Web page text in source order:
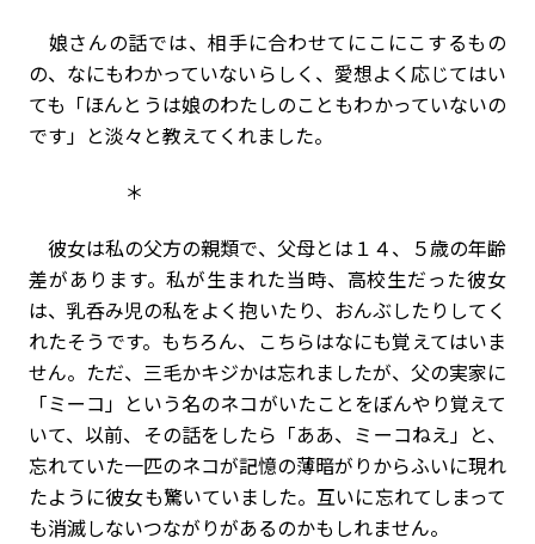
娘さんの話では、相手に合わせてにこにこするもの
の、なにもわかっていないらしく、愛想よく応じてはい
ても「ほんとうは娘のわたしのこともわかっていないの
です」と淡々と教えてくれました。
＊
彼女は私の父方の親類で、父母とは１４、５歳の年齢
差があります。私が生まれた当時、高校生だった彼女
は、乳呑み児の私をよく抱いたり、おんぶしたりしてく
れたそうです。もちろん、こちらはなにも覚えてはいま
せん。ただ、三毛かキジかは忘れましたが、父の実家に
「ミーコ」という名のネコがいたことをぼんやり覚えて
いて、以前、その話をしたら「ああ、ミーコねえ」と、
忘れていた一匹のネコが記憶の薄暗がりからふいに現れ
たように彼女も驚いていました。互いに忘れてしまって
も消滅しないつながりがあるのかもしれません。